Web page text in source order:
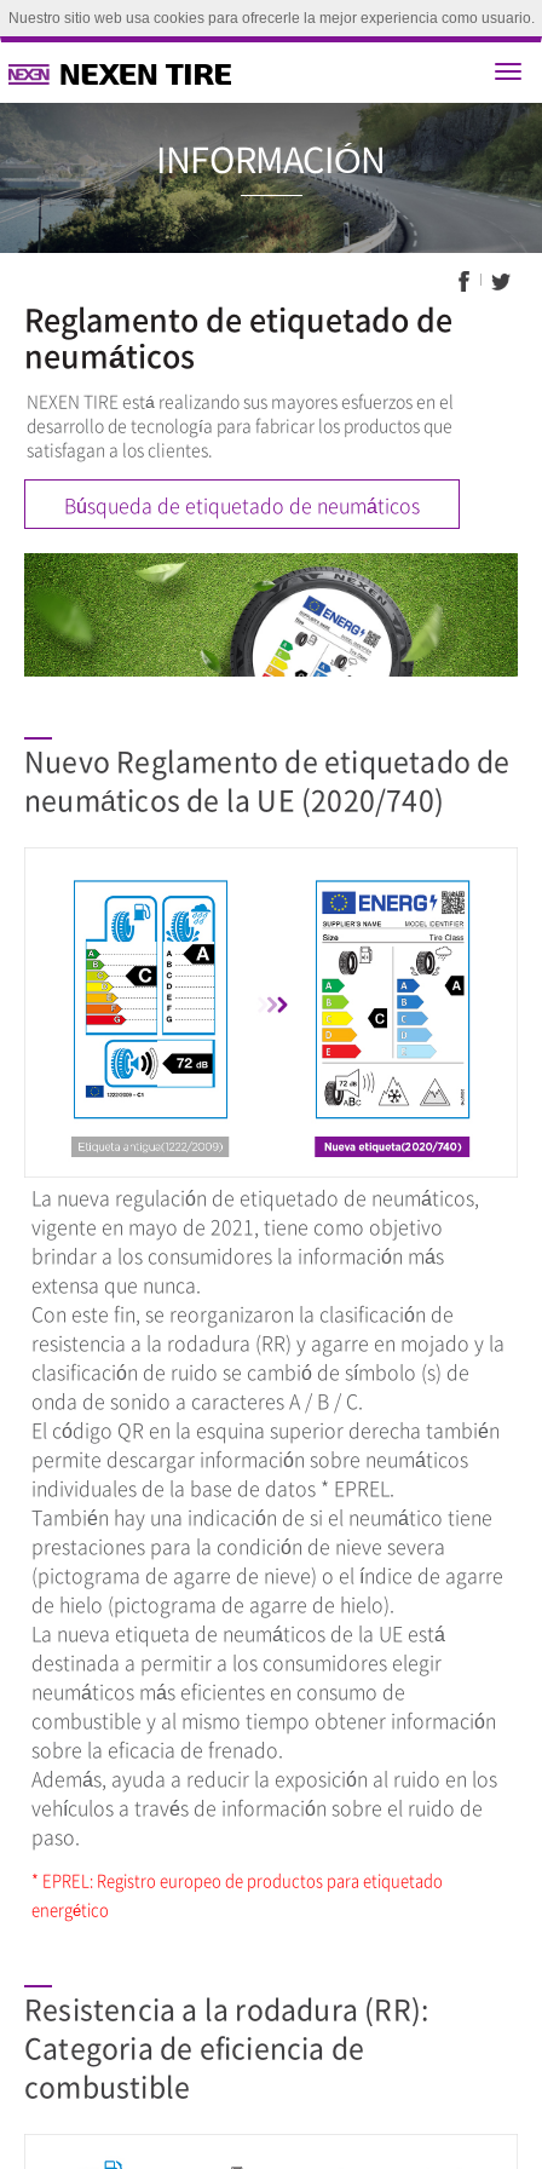
Nuestro sitio web usa cookies para ofrecerle la mejor experiencia como usuario.
Reglamento de etiquetado de
neumáticos
NEXEN TIRE está realizando sus mayores esfuerzos en el
desarrollo de tecnología para fabricar los productos que
satisfagan a los clientes.
Búsqueda de etiquetado de neumáticos
Nuevo Reglamento de etiquetado de
neumáticos de la UE (2020/740)
La nueva regulación de etiquetado de neumáticos,
vigente en mayo de 2021, tiene como objetivo
brindar a los consumidores la información más
extensa que nunca.
Con este fin, se reorganizaron la clasificación de
resistencia a la rodadura (RR) y agarre en mojado y la
clasificación de ruido se cambió de símbolo (s) de
onda de sonido a caracteres A / B / C.
El código QR en la esquina superior derecha también
permite descargar información sobre neumáticos
individuales de la base de datos * EPREL.
También hay una indicación de si el neumático tiene
prestaciones para la condición de nieve severa
(pictograma de agarre de nieve) o el índice de agarre
de hielo (pictograma de agarre de hielo).
La nueva etiqueta de neumáticos de la UE está
destinada a permitir a los consumidores elegir
neumáticos más eficientes en consumo de
combustible y al mismo tiempo obtener información
sobre la eficacia de frenado.
Además, ayuda a reducir la exposición al ruido en los
vehículos a través de información sobre el ruido de
paso.
* EPREL: Registro europeo de productos para etiquetado
energético
Resistencia a la rodadura (RR):
Categoria de eficiencia de
combustible